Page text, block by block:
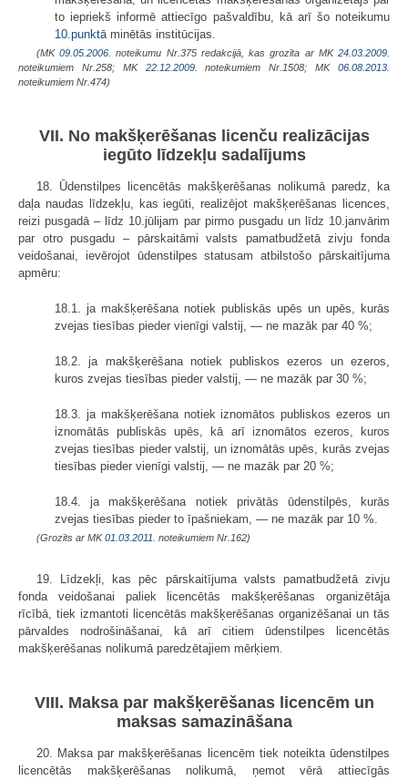
to iepriekš informē attiecīgo pašvaldību, kā arī šo noteikumu
10.punktāminētās institūcijas.
(MK09.05.2006. noteikumu Nr.375 redakcijā, kas grozīta ar MK24.03.2009.
noteikumiem Nr.258; MK 22.12.2009. noteikumiem Nr.1508; MK06.08.2013.
noteikumiem Nr.474)
VII. No makšķerēšanas licenču realizācijas
iegūto līdzekļu sadalījums
18. Ūdenstilpes licencētās makšķerēšanas nolikumā paredz, ka
daļa naudas līdzekļu, kas iegūti, realizējot makšķerēšanas licences,
reizi pusgadā – līdz 10.jūlijam par pirmo pusgadu un līdz 10.janvārim
par otro pusgadu – pārskaitāmi valsts pamatbudžetā zivju fonda
veidošanai, ievērojot ūdenstilpes statusam atbilstošo pārskaitījuma
apmēru:
18.1. ja makšķerēšana notiek publiskās upēs un upēs, kurās
zvejas tiesības pieder vienīgi valstij, — ne mazāk par 40 %;
18.2. ja makšķerēšana notiek publiskos ezeros un ezeros,
kuros zvejas tiesības pieder valstij, — ne mazāk par 30 %;
18.3. ja makšķerēšana notiek iznomātos publiskos ezeros un
iznomātās publiskās upēs, kā arī iznomātos ezeros, kuros
zvejas tiesības pieder valstij, un iznomātās upēs, kurās zvejas
tiesības pieder vienīgi valstij, — ne mazāk par 20 %;
18.4. ja makšķerēšana notiek privātās ūdenstilpēs, kurās
zvejas tiesības pieder to īpašniekam, — ne mazāk par 10 %.
(Grozīts ar MK01.03.2011. noteikumiem Nr.162)
19. Līdzekļi, kas pēc pārskaitījuma valsts pamatbudžetā zivju
fonda veidošanai paliek licencētās makšķerēšanas organizētāja
rīcībā, tiek izmantoti licencētās makšķerēšanas organizēšanai un tās
pārvaldes nodrošināšanai, kā arī citiem ūdenstilpes licencētās
makšķerēšanas nolikumā paredzētajiem mērķiem.
VIII. Maksa par makšķerēšanas licencēm un
maksas samazināšana
20. Maksa par makšķerēšanas licencēm tiek noteikta ūdenstilpes
licencētās makšķerēšanas nolikumā, ņemot vērā attiecīgās